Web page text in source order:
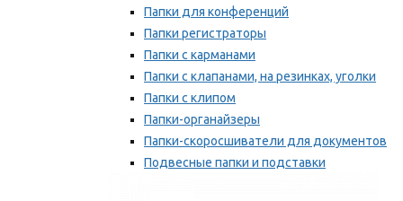
Папки для конференций
Папки регистраторы
Папки с карманами
Папки с клапанами, на резинках, уголки
Папки с клипом
Папки-органайзеры
Папки-скоросшиватели для документов
Подвесные папки и подставки